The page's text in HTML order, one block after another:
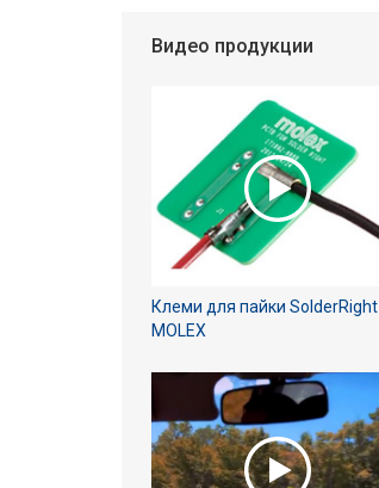
Видео продукции
Клеми для пайки SolderRight
MOLEX